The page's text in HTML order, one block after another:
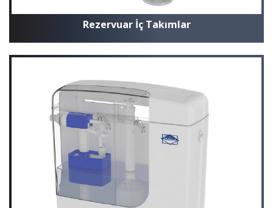
Rezervuar İç Takımlar